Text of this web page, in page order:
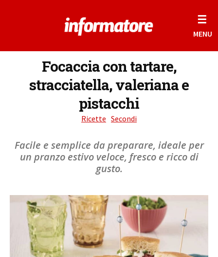
☰
MENU
Focaccia con tartare,
stracciatella, valeriana e
pistacchi
Ricette Secondi
Facile e semplice da preparare, ideale per
un pranzo estivo veloce, fresco e ricco di
gusto.